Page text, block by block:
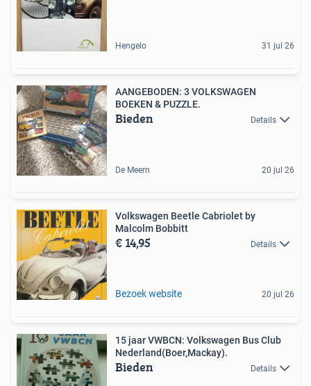
Hengelo 31 jul 26
AANGEBODEN: 3 VOLKSWAGEN
BOEKEN & PUZZLE.
Bieden Details
De Meern 20 jul 26
Volkswagen Beetle Cabriolet by
Malcolm Bobbitt
€ 14,95 Details
Bezoek website 20 jul 26
15 jaar VWBCN: Volkswagen Bus Club
Nederland(Boer,Mackay).
Bieden Details